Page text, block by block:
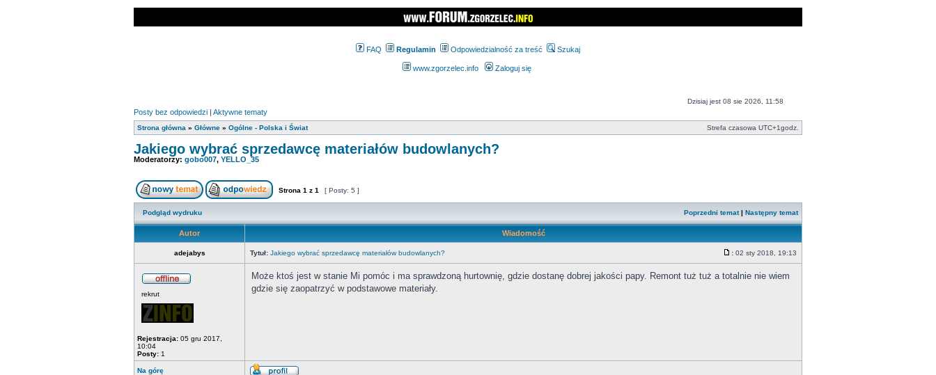
FAQ Regulamin Odpowiedzialność za treść Szukaj
www.zgorzelec.info Zaloguj się
Dzisiaj jest 08 sie 2026, 11:58
Posty bez odpowiedzi | Aktywne tematy
Strona główna » Główne » Ogólne - Polska i Świat Strefa czasowa UTC+1godz.
Jakiego wybrać sprzedawcę materiałów budowlanych?
Moderatorzy: gobo007, YELLO_35
Strona 1 z 1 [ Posty: 5 ]
Podgląd wydruku Poprzedni temat| Następny temat
Autor Wiadomość
adejabys Tytuł: Jakiego wybrać sprzedawcę materiałów budowlanych? : 02 sty 2018, 19:13
rekrut
Rejestracja: 05 gru 2017,
10:04
Posty: 1
Może ktoś jest w stanie Mi pomóc i ma sprawdzoną hurtownię, gdzie dostanę dobrej jakości papy. Remont tuż tuż a totalnie nie wiem
gdzie się zaopatrzyć w podstawowe materiały.
Na górę